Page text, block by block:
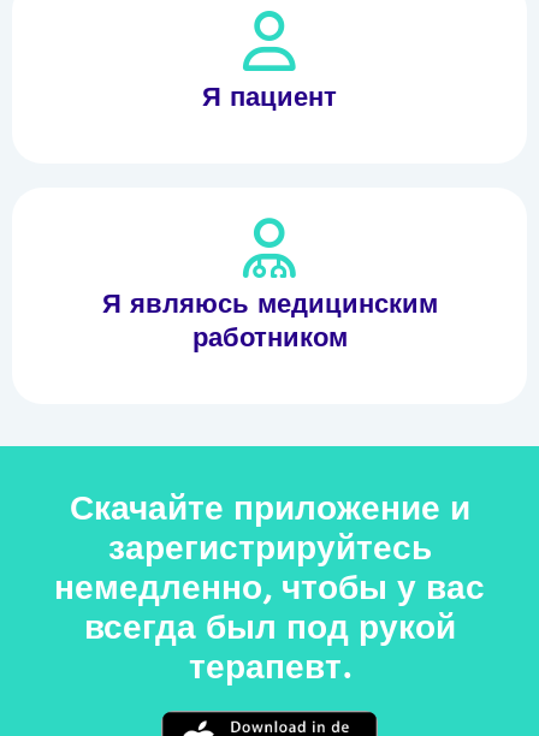
Я пациент
Я являюсь медицинским
работником
Скачайте приложение и
зарегистрируйтесь
немедленно, чтобы у вас
всегда был под рукой
терапевт.